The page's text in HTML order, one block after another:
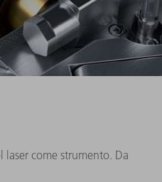
come strumento. Da